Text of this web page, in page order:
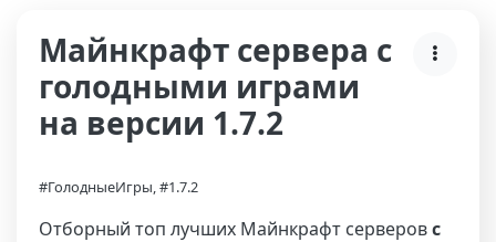
Майнкрафт сервера с
голодными играми
на версии 1.7.2
#ГолодныеИгры, #1.7.2
Отборный топ лучших Майнкрафт серверовс